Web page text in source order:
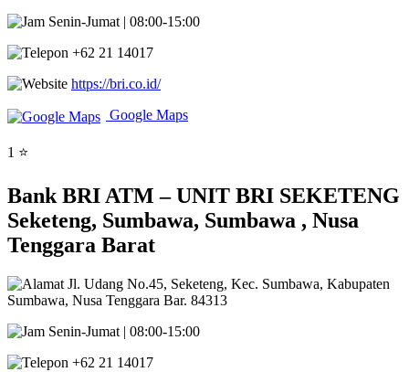
Senin-Jumat | 08:00-15:00
+62 21 14017
https://bri.co.id/
Google Maps
1 ⭐
Bank BRI ATM – UNIT BRI SEKETENG
Seketeng, Sumbawa, Sumbawa , Nusa
Tenggara Barat
Jl. Udang No.45, Seketeng, Kec. Sumbawa, Kabupaten
Sumbawa, Nusa Tenggara Bar. 84313
Senin-Jumat | 08:00-15:00
+62 21 14017